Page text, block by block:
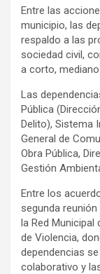
Entre las
municipio, las
respaldo a las
sociedad civil,
a corto,
Las
Pública
Delito), Sistema
General de
Obra Pública,
Gestión
Entre los
segunda
la Red Municipal
de Violencia,
dependencias
colaborativo y